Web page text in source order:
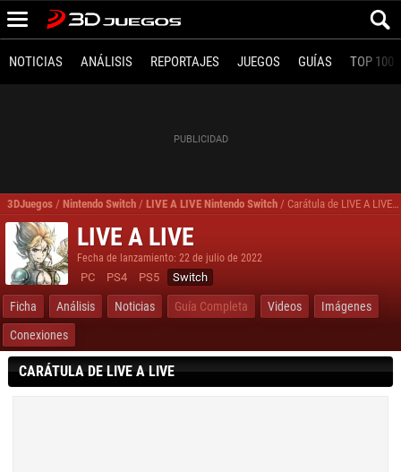
NOTICIAS ANÁLISIS REPORTAJES JUEGOS GUÍAS TOP 100
3DJuegos / Nintendo Switch / LIVE A LIVE Nintendo Switch / Carátula de LIVE A LIVE para Nintendo Switch
LIVE A LIVE
Fecha de lanzamiento: 22 de julio de 2022
PC PS4 PS5 Switch
Ficha Análisis Noticias Guía Completa Videos
Imágenes
Conexiones
CARÁTULA DE LIVE A LIVE